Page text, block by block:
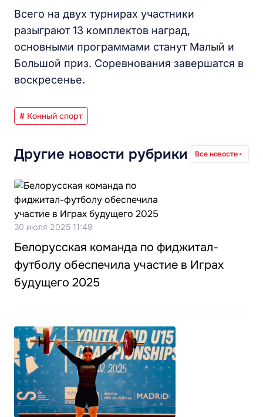
Всего на двух турнирах участники
разыграют 13 комплектов наград,
основными программами станут Малый и
Большой приз. Соревнования завершатся в
воскресенье.
# Конный спорт
Другие новости рубрики Все новости
30 июля 2025 11:49
Белорусская команда по фиджитал-
футболу обеспечила участие в Играх
будущего 2025